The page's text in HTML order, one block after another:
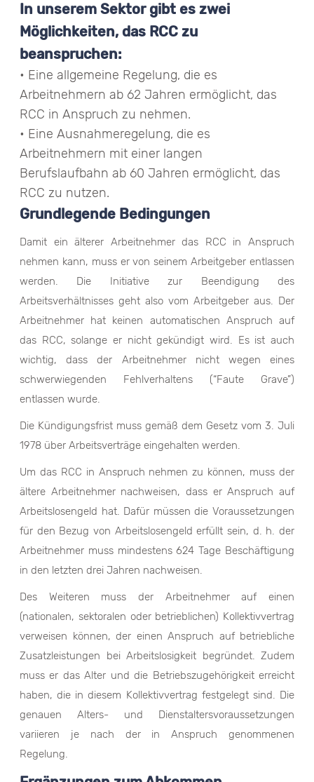
In unserem Sektor gibt es zwei
Möglichkeiten, das RCC zu
beanspruchen:
• Eine allgemeine Regelung, die es
Arbeitnehmern ab 62 Jahren ermöglicht, das
RCC in Anspruch zu nehmen.
• Eine Ausnahmeregelung, die es
Arbeitnehmern mit einer langen
Berufslaufbahn ab 60 Jahren ermöglicht, das
RCC zu nutzen.
Grundlegende Bedingungen
Damit ein älterer Arbeitnehmer das RCC in Anspruch
nehmen kann, muss er von seinem Arbeitgeber entlassen
werden. Die Initiative zur Beendigung des
Arbeitsverhältnisses geht also vom Arbeitgeber aus. Der
Arbeitnehmer hat keinen automatischen Anspruch auf
das RCC, solange er nicht gekündigt wird. Es ist auch
wichtig, dass der Arbeitnehmer nicht wegen eines
schwerwiegenden Fehlverhaltens (“Faute Grave”)
entlassen wurde.
Die Kündigungsfrist muss gemäß dem Gesetz vom 3. Juli
1978 über Arbeitsverträge eingehalten werden.
Um das RCC in Anspruch nehmen zu können, muss der
ältere Arbeitnehmer nachweisen, dass er Anspruch auf
Arbeitslosengeld hat. Dafür müssen die Voraussetzungen
für den Bezug von Arbeitslosengeld erfüllt sein, d. h. der
Arbeitnehmer muss mindestens 624 Tage Beschäftigung
in den letzten drei Jahren nachweisen.
Des Weiteren muss der Arbeitnehmer auf einen
(nationalen, sektoralen oder betrieblichen) Kollektivvertrag
verweisen können, der einen Anspruch auf betriebliche
Zusatzleistungen bei Arbeitslosigkeit begründet. Zudem
muss er das Alter und die Betriebszugehörigkeit erreicht
haben, die in diesem Kollektivvertrag festgelegt sind. Die
genauen Alters- und Dienstaltersvoraussetzungen
variieren je nach der in Anspruch genommenen
Regelung.